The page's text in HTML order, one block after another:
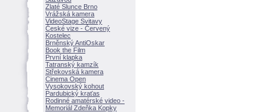
Zlaté Slunce Brno
Vrážská kamera
VideoStage Svitavy
České vize - Červený
Kostelec
Brněnský AntiOskar
Book the Film
První klapka
Tatranský kamzík
Střekovská kamera
Cinema Open
Vysokovský kohout
Pardubický kraťas
Rodinné amatérské video -
Memoriál Zdeňka Kopky